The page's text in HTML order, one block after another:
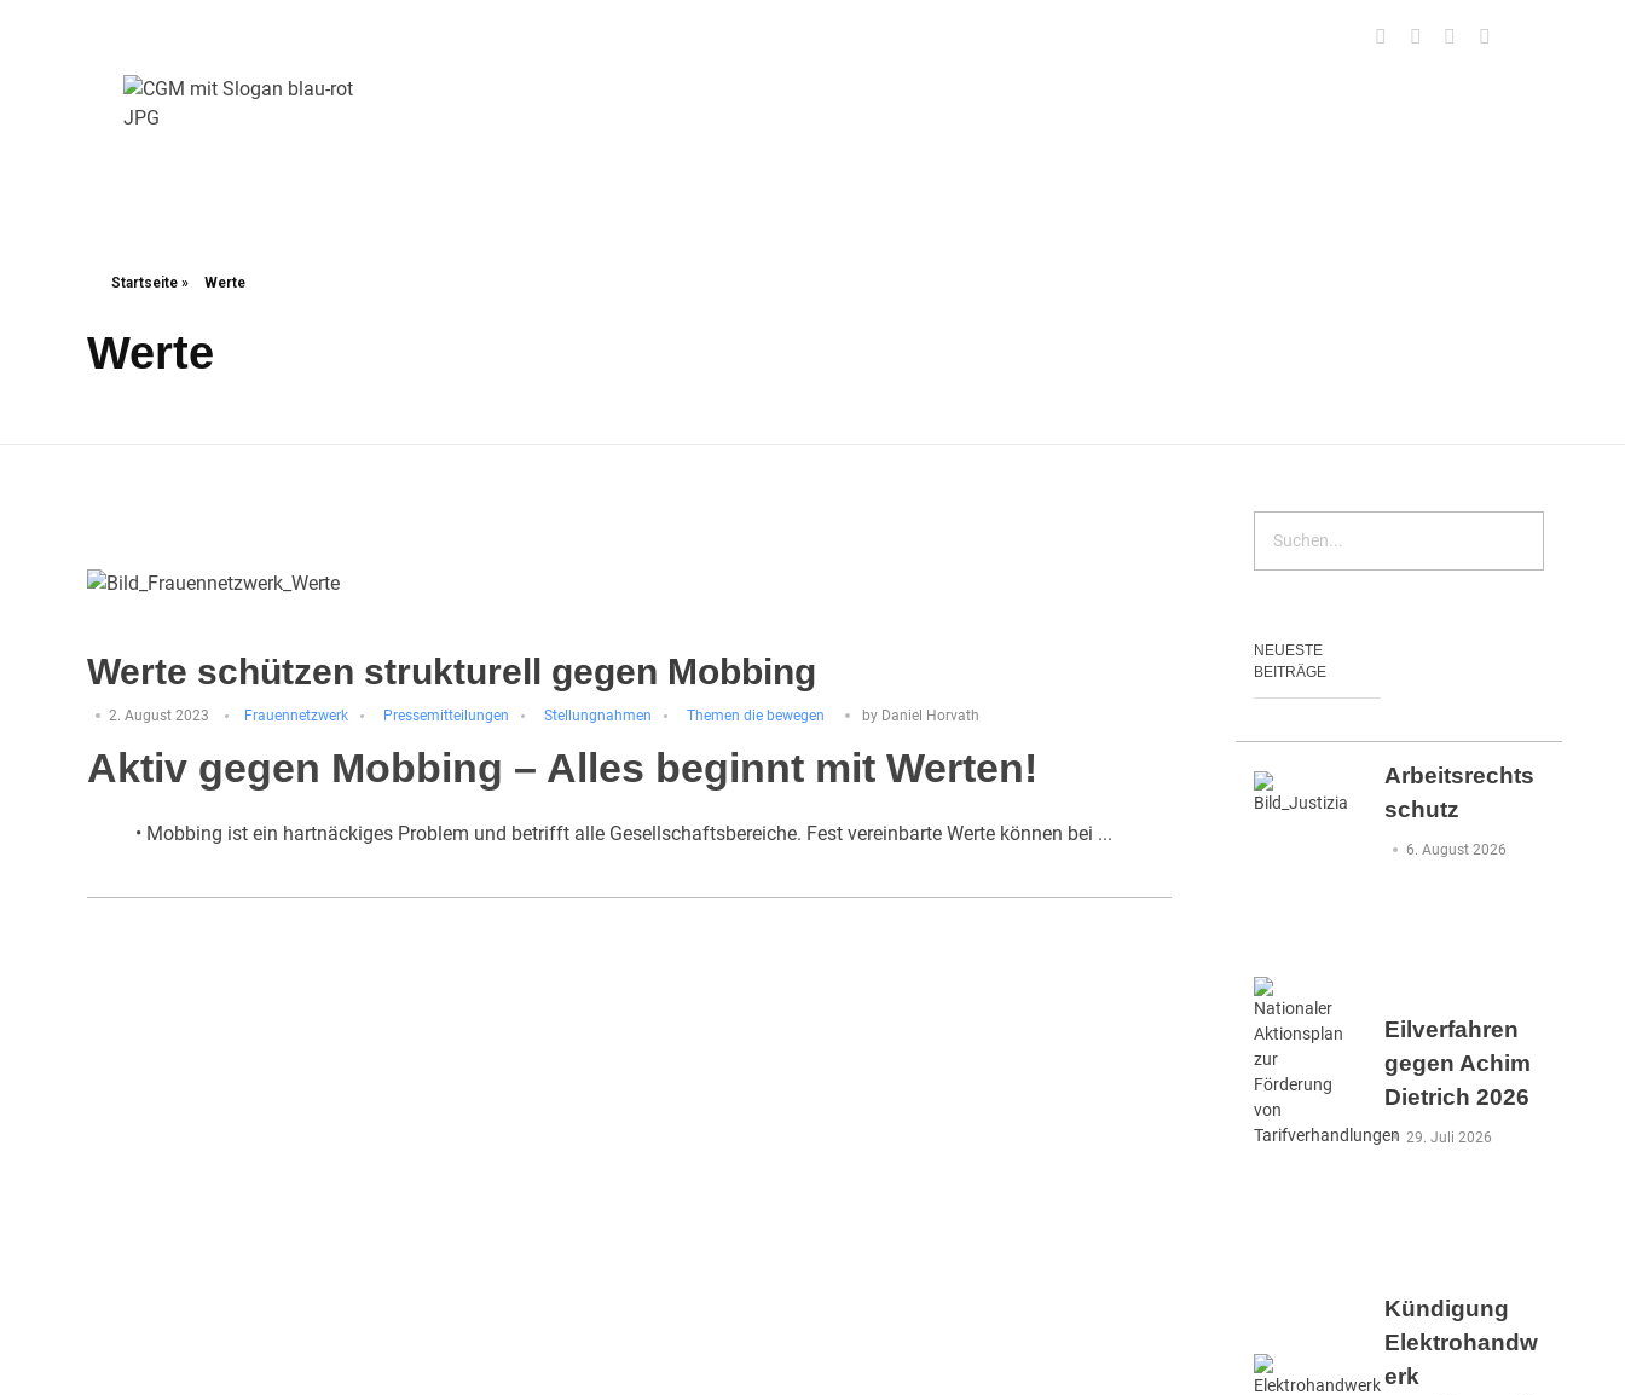
Startseite » Werte
Werte
Werte schützen strukturell gegen Mobbing
2. August 2023 Frauennetzwerk Pressemitteilungen Stellungnahmen Themen die bewegen by Daniel Horvath
Aktiv gegen Mobbing – Alles beginnt mit Werten!
• Mobbing ist ein hartnäckiges Problem und betrifft alle Gesellschaftsbereiche. Fest vereinbarte Werte können bei ...
NEUESTE
BEITRÄGE
Arbeitsrechts
schutz
6. August 2026
Eilverfahren
gegen Achim
Dietrich 2026
29. Juli 2026
Kündigung
Elektrohandw
erk